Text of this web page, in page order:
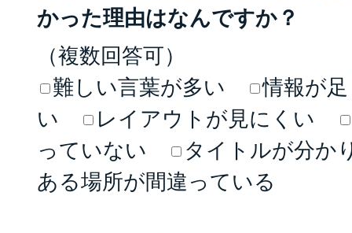
かった理由はなんですか？
（複数回答可）
難しい言葉が多い
情報が
い
レイアウトが見にくい
っていない
タイトルが分か
ある場所が間違っている